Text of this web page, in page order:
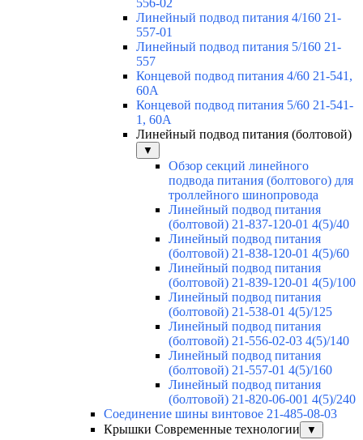
556-02
Линейный подвод питания 4/160 21-
557-01
Линейный подвод питания 5/160 21-
557
Концевой подвод питания 4/60 21-541,
60А
Концевой подвод питания 5/60 21-541-
1, 60А
Линейный подвод питания (болтовой)
▼
Обзор секций линейного
подвода питания (болтового) для
троллейного шинопровода
Линейный подвод питания
(болтовой) 21-837-120-01 4(5)/40
Линейный подвод питания
(болтовой) 21-838-120-01 4(5)/60
Линейный подвод питания
(болтовой) 21-839-120-01 4(5)/100
Линейный подвод питания
(болтовой) 21-538-01 4(5)/125
Линейный подвод питания
(болтовой) 21-556-02-03 4(5)/140
Линейный подвод питания
(болтовой) 21-557-01 4(5)/160
Линейный подвод питания
(болтовой) 21-820-06-001 4(5)/240
Соединение шины винтовое 21-485-08-03
Крышки Современные технологии
▼